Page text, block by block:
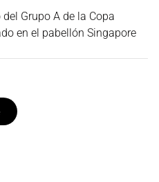
Grupo A de la Copa
en el pabellón Singapore